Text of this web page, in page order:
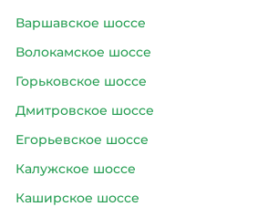
Варшавское шоссе
Волокамское шоссе
Горьковское шоссе
Дмитровское шоссе
Егорьевское шоссе
Калужское шоссе
Каширское шоссе